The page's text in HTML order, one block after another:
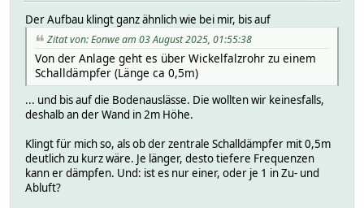
Der Aufbau klingt ganz ähnlich wie bei mir, bis auf
Zitat von: Eonwe am 03 August 2025, 01:55:38
Von der Anlage geht es über Wickelfalzrohr zu einem
Schalldämpfer (Länge ca 0,5m)
... und bis auf die Bodenauslässe. Die wollten wir keinesfalls,
deshalb an der Wand in 2m Höhe.
Klingt für mich so, als ob der zentrale Schalldämpfer mit 0,5m
deutlich zu kurz wäre. Je länger, desto tiefere Frequenzen
kann er dämpfen. Und: ist es nur einer, oder je 1 in Zu- und
Abluft?